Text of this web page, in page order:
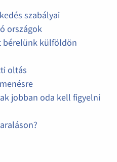
szabályai
országok
bérelünk külföldön
oltás
jobban oda kell figyelni